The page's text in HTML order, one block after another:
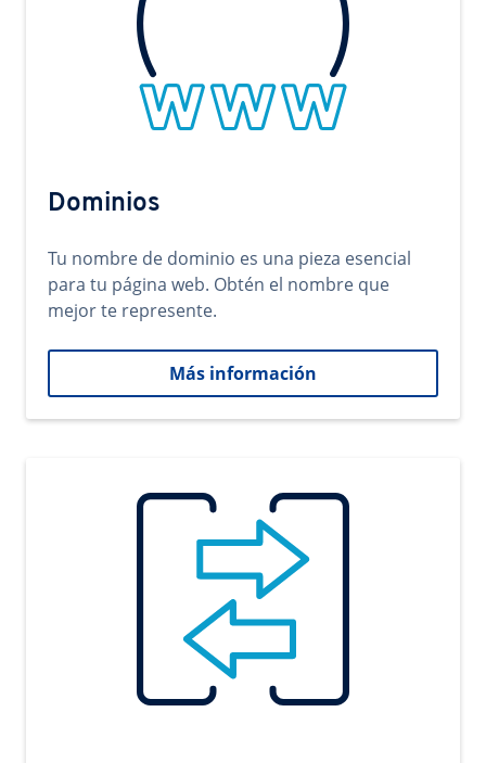
Dominios
Tu nombre de dominio es una pieza esencial
para tu página web. Obtén el nombre que
mejor te represente.
Más información